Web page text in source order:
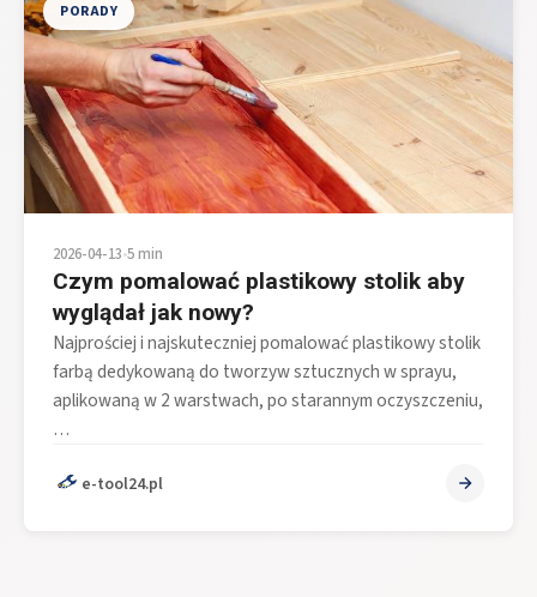
PORADY
2026-04-13•5 min
Czym pomalować plastikowy stolik aby
wyglądał jak nowy?
Najprościej i najskuteczniej pomalować plastikowy stolik
farbą dedykowaną do tworzyw sztucznych w sprayu,
aplikowaną w 2 warstwach, po starannym oczyszczeniu,
…
e-tool24.pl